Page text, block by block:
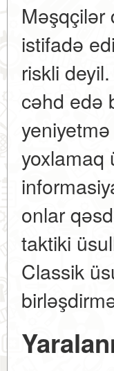
Məşqçilər
istifadə
riskli
cəhd edə
yoxlamaq
onlar
taktiki
Classik